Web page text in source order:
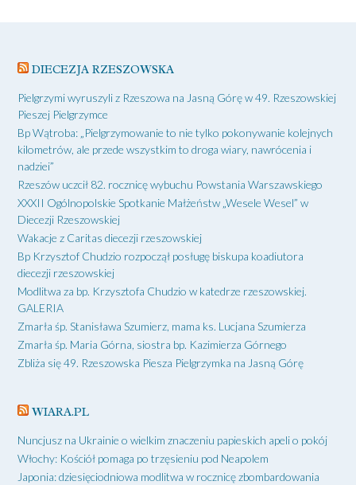
DIECEZJA RZESZOWSKA
Pielgrzymi wyruszyli z Rzeszowa na Jasną Górę w 49. Rzeszowskiej
Pieszej Pielgrzymce
Bp Wątroba: „Pielgrzymowanie to nie tylko pokonywanie kolejnych
kilometrów, ale przede wszystkim to droga wiary, nawrócenia i
nadziei”
Rzeszów uczcił 82. rocznicę wybuchu Powstania Warszawskiego
XXXII Ogólnopolskie Spotkanie Małżeństw „Wesele Wesel” w
Diecezji Rzeszowskiej
Wakacje z Caritas diecezji rzeszowskiej
Bp Krzysztof Chudzio rozpoczął posługę biskupa koadiutora
diecezji rzeszowskiej
Modlitwa za bp. Krzysztofa Chudzio w katedrze rzeszowskiej.
GALERIA
Zmarła śp. Stanisława Szumierz, mama ks. Lucjana Szumierza
Zmarła śp. Maria Górna, siostra bp. Kazimierza Górnego
Zbliża się 49. Rzeszowska Piesza Pielgrzymka na Jasną Górę
WIARA.PL
Nuncjusz na Ukrainie o wielkim znaczeniu papieskich apeli o pokój
Włochy: Kościół pomaga po trzęsieniu pod Neapolem
Japonia: dziesięciodniowa modlitwa w rocznicę zbombardowania